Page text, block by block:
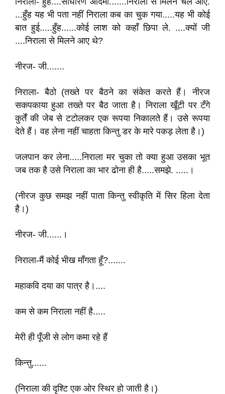
...हुँह यह भी पता नहीं निराला कब का चुक गया.....यह भी कोई
बात हुई.....हुँह......कोई लाश को कहाँ छिपा ले. ....क्यों जी
....निराला से मिलने आए थे?
नीरज- जी.......
निराला- बैठो (तख्ते पर बैठने का संकेत करते हैं। नीरज
सकपकाया हुआ तख्ते पर बैठ जाता है। निराला खूँटी पर टँगे
कुर्तें की जेब से टटोलकर एक रूपया निकालते हैं। उसे रूपया
देते हैं। वह लेना नहीं चाहता किन्तु डर के मारे पकड़ लेता है।)
जलपान कर लेना.....निराला मर चुका तो क्या हुआ उसका भूत
जब तक है उसे निराला का भार ढोना ही है.....समझे. .....।
(नीरज कुछ समझ नहीं पाता किन्तु स्वीकृति में सिर हिला देता
है।)
नीरज- जी......।
निराला-मैं कोई भीख माँगता हूँ?.......
महाकवि दया का पात्र है।....
कम से कम निराला नहीं है.....
मेरी ही पूँजी से लोग कमा रहे हैं
किन्तु......
(निराला की दृश्टि एक ओर स्थिर हो जाती है।)